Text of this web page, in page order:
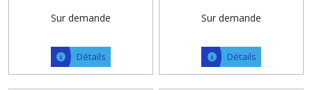
Sur demande
Détails
Cheval
Sur demande
Détails